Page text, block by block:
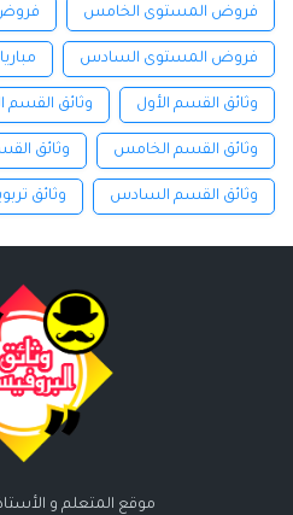
فروض المستوى الخامس فروض
فروض المستوى السادس
وثائق القسم الأول وثائق القسم
وثائق القسم الخامس وثائق
وثائق القسم السادس وثائق
موقع المتعلم و الأستاذ